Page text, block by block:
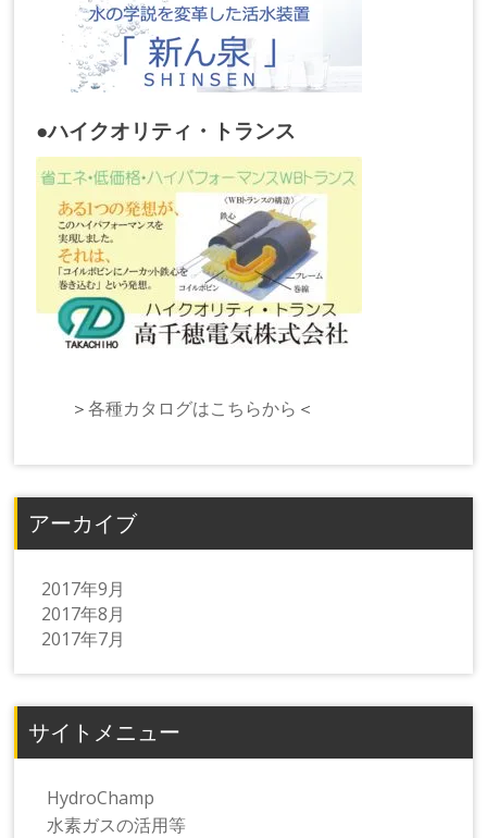
●ハイクオリティ・トランス
＞各種カタログはこちらから ＜
アーカイブ
2017年9月
2017年8月
2017年7月
サイトメニュー
HydroChamp
水素ガスの活用等